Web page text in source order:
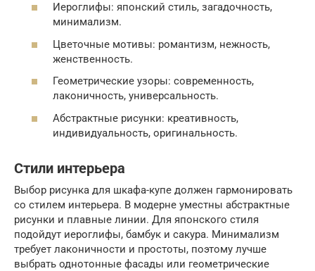
Иероглифы: японский стиль, загадочность,
минимализм.
Цветочные мотивы: романтизм, нежность,
женственность.
Геометрические узоры: современность,
лаконичность, универсальность.
Абстрактные рисунки: креативность,
индивидуальность, оригинальность.
Стили интерьера
Выбор рисунка для шкафа-купе должен гармонировать
со стилем интерьера. В модерне уместны абстрактные
рисунки и плавные линии. Для японского стиля
подойдут иероглифы, бамбук и сакура. Минимализм
требует лаконичности и простоты, поэтому лучше
выбрать однотонные фасады или геометрические